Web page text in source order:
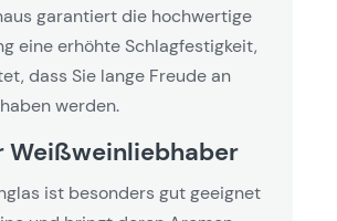
garantiert die hochwertige
eine erhöhte Schlagfestigkeit,
dass Sie lange Freude an
werden.
Weißweinliebhaber
ist besonders gut geeignet